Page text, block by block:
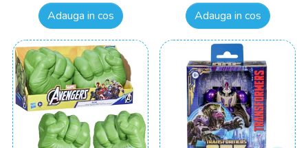
Adauga in cos
Adauga in cos